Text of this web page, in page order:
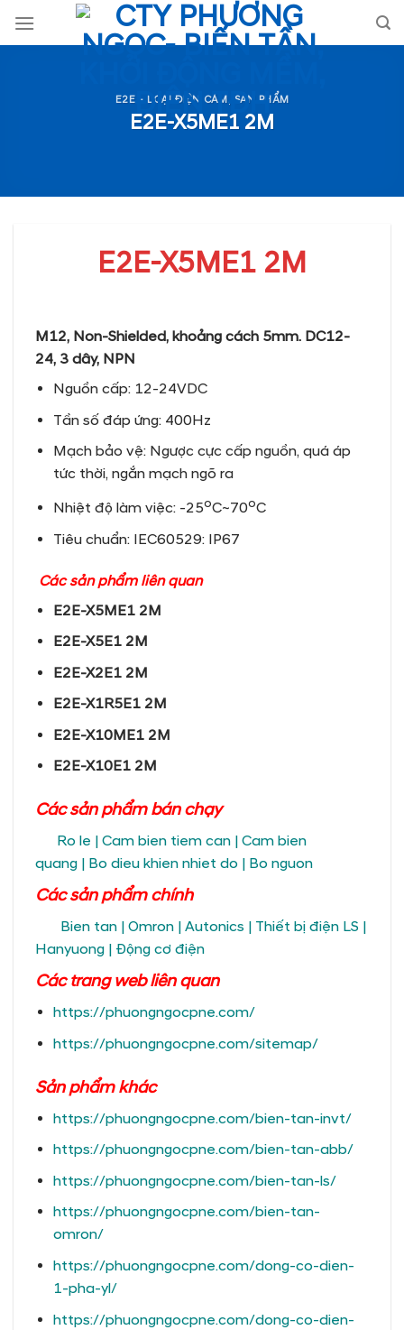
E2E - LOẠI ĐIỆN CẢM SẢN PHẨM
E2E-X5ME1 2M
E2E-X5ME1 2M
M12, Non-Shielded, khoảng cách 5mm. DC12-
24, 3 dây, NPN
Nguồn cấp: 12-24VDC
Tần số đáp ứng: 400Hz
Mạch bảo vệ: Ngược cực cấp nguồn, quá áp
tức thời, ngắn mạch ngõ ra
Nhiệt độ làm việc: -25oC~70oC
Tiêu chuẩn: IEC60529: IP67
Các sản phẩm liên quan
E2E-X5ME1 2M
E2E-X5E1 2M
E2E-X2E1 2M
E2E-X1R5E1 2M
E2E-X10ME1 2M
E2E-X10E1 2M
Các sản phẩm bán chạy
Ro le | Cam bien tiem can | Cam bien
quang | Bo dieu khien nhiet do | Bo nguon
Các sản phẩm chính
Bien tan | Omron | Autonics | Thiết bị điện LS |
Hanyuong | Động cơ điện
Các trangweb liên quan
https://phuongngocpne.com/
https://phuongngocpne.com/sitemap/
Sản phẩm khác
https://phuongngocpne.com/bien-tan-invt/
https://phuongngocpne.com/bien-tan-abb/
https://phuongngocpne.com/bien-tan-ls/
https://phuongngocpne.com/bien-tan-
omron/
https://phuongngocpne.com/dong-co-dien-
1-pha-yl/
https://phuongngocpne.com/dong-co-dien-